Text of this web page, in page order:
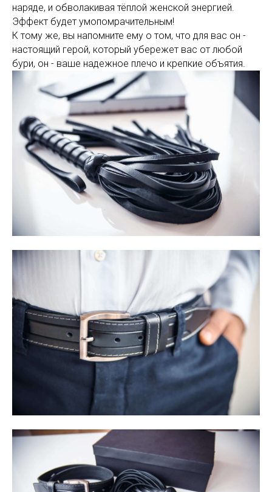
наряде, и обволакивая тёплой женской энергией.
Эффект будет умопомрачительным!
К тому же, вы напомните ему о том, что для вас он -
настоящий герой, который убережет вас от любой
бури, он - ваше надежное плечо и крепкие объятия.